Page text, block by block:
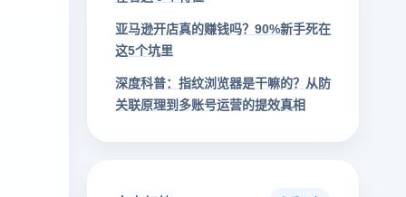
亚马逊开店真的赚钱吗？90%新手死在
这5个坑里
深度科普：指纹浏览器是干嘛的？从防
关联原理到多账号运营的提效真相